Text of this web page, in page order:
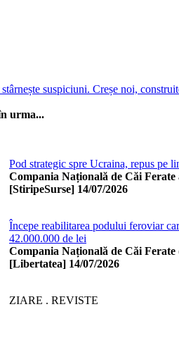
suspiciuni. Creșe noi,
urma...
Pod strategic spre Ucraina, repus pe
Compania Națională de Căi
[StiripeSurse] 14/07/2026
Începe reabilitarea podului feroviar
42.000.000 de lei
Compania Națională de Căi
[Libertatea] 14/07/2026
ZIARE . REVISTE